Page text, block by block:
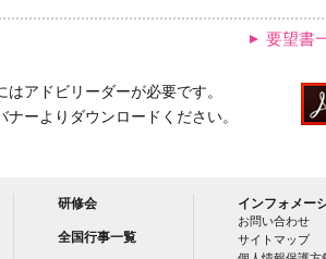
要望書
アドビリーダーが必要です。
ーよりダウンロードください。
研修会
全国行事一覧
インフォメー
お問い合わせ
サイトマップ